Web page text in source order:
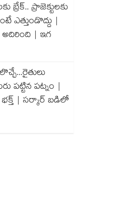
బ్రేక్.. ప్రాజెక్టులకు
ఎత్తుండొద్దు |
| ఇగ
పట్టిన పట్నం |
| సర్కార్ బడిలో